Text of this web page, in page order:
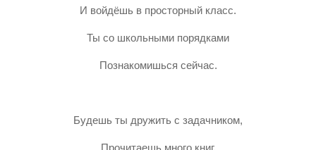
И войдёшь в просторный класс.
Ты со школьными порядками
Познакомишься сейчас.
Будешь ты дружить с задачником,
Прочитаешь много книг.